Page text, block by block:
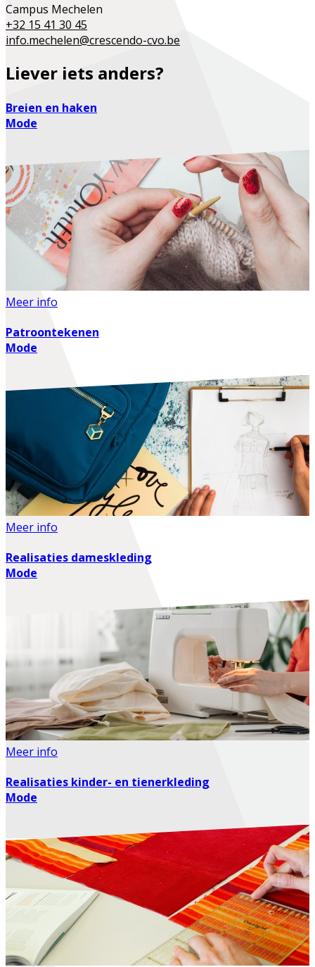
Campus Mechelen
+32 15 41 30 45
info.mechelen@crescendo-cvo.be
Liever iets anders?
Breien en haken
Mode
Meer info
Patroontekenen
Mode
Meer info
Realisaties dameskleding
Mode
Meer info
Realisaties kinder- en tienerkleding
Mode